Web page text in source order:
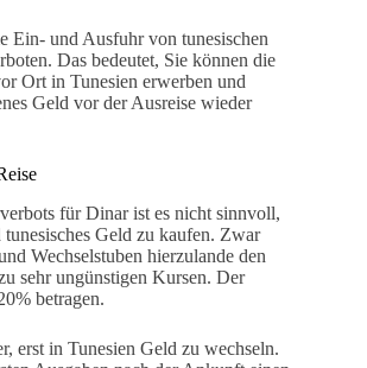
Ein- und Ausfuhr von tunesischen
Das bedeutet, Sie können die
Ort in Tunesien erwerben und
Geld vor der Ausreise wieder
für Dinar ist es nicht sinnvoll,
Geld zu kaufen. Zwar
Wechselstuben hierzulande den
sehr ungünstigen Kursen. Der
betragen.
erst in Tunesien Geld zu wechseln.